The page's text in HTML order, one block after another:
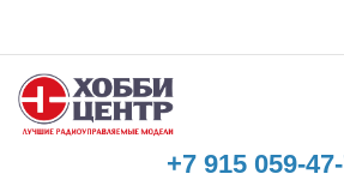
+7 915 059-